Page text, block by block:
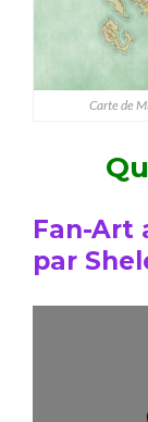
Carte de
Fan-Art
par